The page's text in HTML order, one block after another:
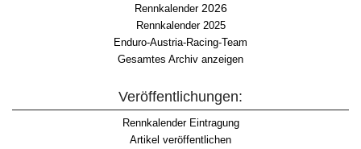
Rennkalender2026
Rennkalender 2025
Enduro-Austria-Racing-Team
Gesamtes Archiv anzeigen
Veröffentlichungen:
Rennkalender Eintragung
Artikel veröffentlichen